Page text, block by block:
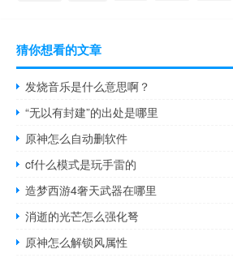
猜你想看的文章
发烧音乐是什么意思啊？
“无以有封建”的出处是哪里
原神怎么自动删软件
cf什么模式是玩手雷的
造梦西游4奢天武器在哪里
消逝的光芒怎么强化弩
原神怎么解锁风属性